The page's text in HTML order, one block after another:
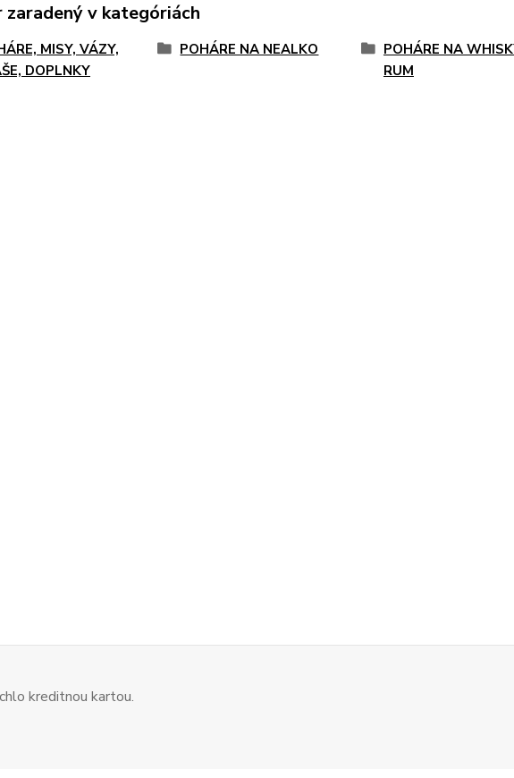
zaradený v kategóriách
MISY, VÁZY,
DOPLNKY
POHÁRE NA NEALKO
POHÁRE NA
RUM
kreditnou kartou.